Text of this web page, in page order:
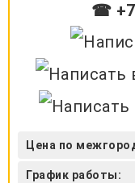
☎ +7
Цена по
График работы: